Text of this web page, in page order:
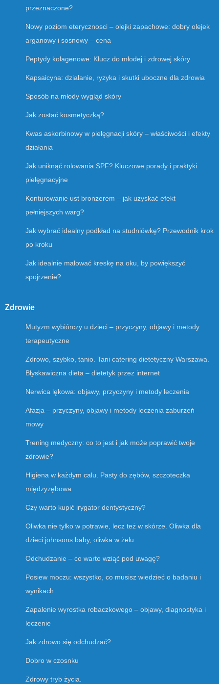
przeznaczone?
Nowy poziom eterycznosci – olejki zapachowe: dobry olejek
arganowy i sosnowy – cena
Peptydy kolagenowe: Klucz do młodej i zdrowej skóry
Kapsaicyna: działanie, ryzyka i skutki uboczne dla zdrowia
Sposób na młody wygląd skóry
Jak zostać kosmetyczką?
Kwas askorbinowy w pielęgnacji skóry – właściwości i efekty
działania
Jak uniknąć rolowania SPF? Kluczowe porady i praktyki
pielęgnacyjne
Konturowanie ust bronzerem – jak uzyskać efekt
pełniejszych warg?
Jak wybrać idealny podkład na studniówkę? Przewodnik krok
po kroku
Jak idealnie malować kreskę na oku, by powiększyć
spojrzenie?
Zdrowie
Mutyzm wybiórczy u dzieci – przyczyny, objawy i metody
terapeutyczne
Zdrowo, szybko, tanio. Tani catering dietetyczny Warszawa.
Błyskawiczna dieta – dietetyk przez internet
Nerwica lękowa: objawy, przyczyny i metody leczenia
Afazja – przyczyny, objawy i metody leczenia zaburzeń
mowy
Trening medyczny: co to jest i jak może poprawić twoje
zdrowie?
Higiena w każdym calu. Pasty do zębów, szczoteczka
międzyzębowa
Czy warto kupić irygator dentystyczny?
Oliwka nie tylko w potrawie, lecz też w skórze. Oliwka dla
dzieci johnsons baby, oliwka w żelu
Odchudzanie – co warto wziąć pod uwagę?
Posiew moczu: wszystko, co musisz wiedzieć o badaniu i
wynikach
Zapalenie wyrostka robaczkowego – objawy, diagnostyka i
leczenie
Jak zdrowo się odchudzać?
Dobro w czosnku
Zdrowy tryb życia.